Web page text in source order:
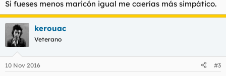
Si fueses menos maricón igual me caerías más simpático.
kerouac
Veterano
10 Nov 2016 #3